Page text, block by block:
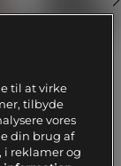
til at virke
tilbyde
vores
din brug af
i reklamer og